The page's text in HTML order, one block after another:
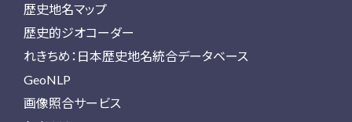
歴史地名マップ
歴史的ジオコーダー
れきちめ：日本歴史地名統合データベース
GeoNLP
画像照合サービス